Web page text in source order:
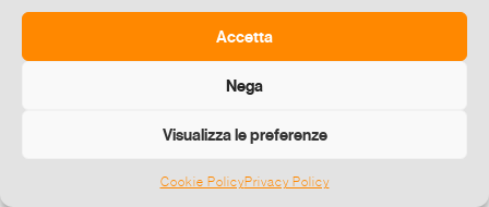
Accetta
Nega
Visualizza le preferenze
Cookie PolicyPrivacy Policy
©2026 E-zine